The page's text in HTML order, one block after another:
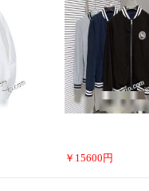
￥ 15600 円